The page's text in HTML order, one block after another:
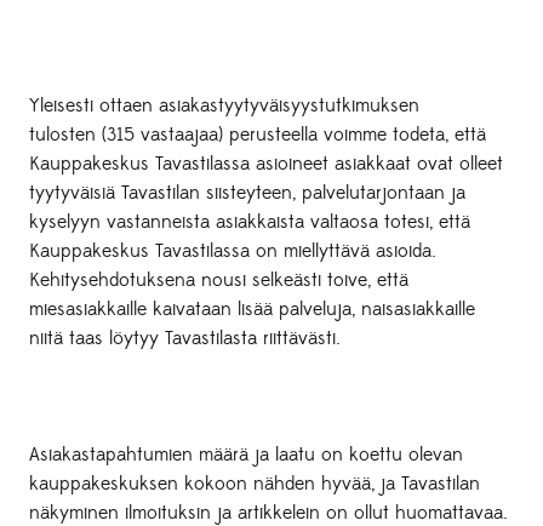
Yleisesti ottaen asiakastyytyväisyystutkimuksen
tulosten (315 vastaajaa) perusteella voimme todeta, että
Kauppakeskus Tavastilassa asioineet asiakkaat ovat olleet
tyytyväisiä Tavastilan siisteyteen, palvelutarjontaan ja
kyselyyn vastanneista asiakkaista valtaosa totesi, että
Kauppakeskus Tavastilassa on miellyttävä asioida.
Kehitysehdotuksena nousi selkeästi toive, että
miesasiakkaille kaivataan lisää palveluja, naisasiakkaille
niitä taas löytyy Tavastilasta riittävästi.
Asiakastapahtumien määrä ja laatu on koettu olevan
kauppakeskuksen kokoon nähden hyvää, ja Tavastilan
näkyminen ilmoituksin ja artikkelein on ollut huomattavaa.